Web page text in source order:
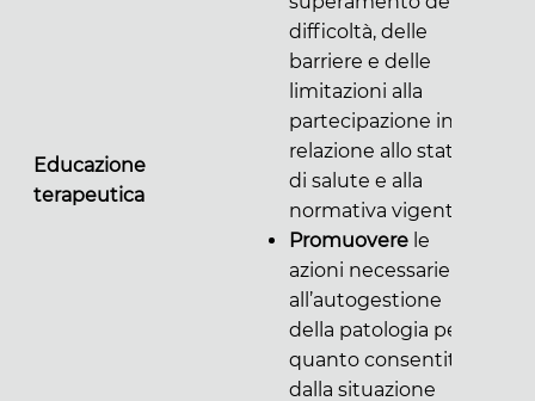
Educazione
terapeutica
difficoltà, delle
barriere e delle
limitazioni alla
partecipazione in
relazione allo stato
di salute e alla
normativa vigente;
Promuovere le
azioni necessarie
all’autogestione
della patologia per
quanto consentito
dalla situazione